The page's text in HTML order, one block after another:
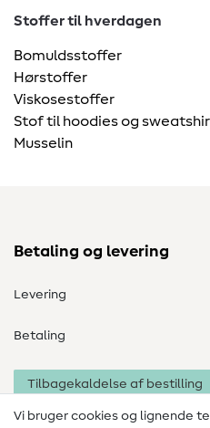
Stoffer til hverdagen
Bomuldsstoffer
Hørstoffer
Viskosestoffer
Stof til hoodies og
Musselin
Betaling og levering
Levering
Betaling
Tilbagekaldelse af bestilling
Vi bruger cookies og lignende